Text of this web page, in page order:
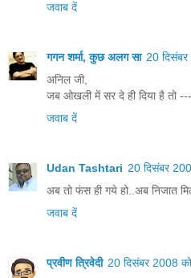
जवाब दें
गगन शर्मा, कुछ अलग सा 20
अनिल जी,
जब ओखली में सर दे ही दिया है तो
जवाब दें
Udan Tashtari 20 दिसंबर
अब तो फंस ही गये हो..अब निजात
जवाब दें
प्रवीण त्रिवेदी 20 दिसंबर 2008